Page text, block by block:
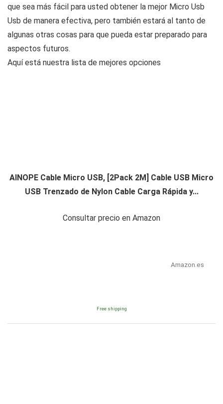
que sea más fácil para usted obtener la mejor Micro Usb
Usb de manera efectiva, pero también estará al tanto de
algunas otras cosas para que pueda estar preparado para
aspectos futuros.
Aquí está nuestra lista de mejores opciones
AINOPE Cable Micro USB, [2Pack 2M] Cable USB Micro
USB Trenzado de Nylon Cable Carga Rápida y...
Consultar precio en Amazon
Amazon.es
Free shipping